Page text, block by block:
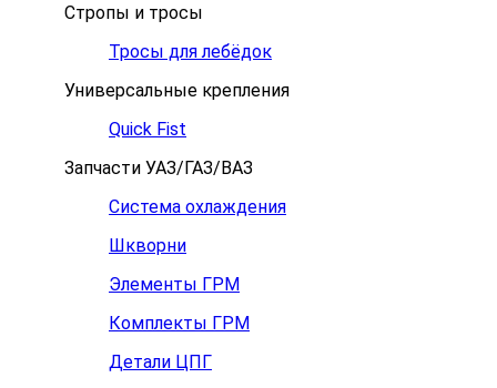
Стропы и тросы
Тросы для лебёдок
Универсальные крепления
Quick Fist
Запчасти УАЗ/ГАЗ/ВАЗ
Система охлаждения
Шкворни
Элементы ГРМ
Комплекты ГРМ
Детали ЦПГ